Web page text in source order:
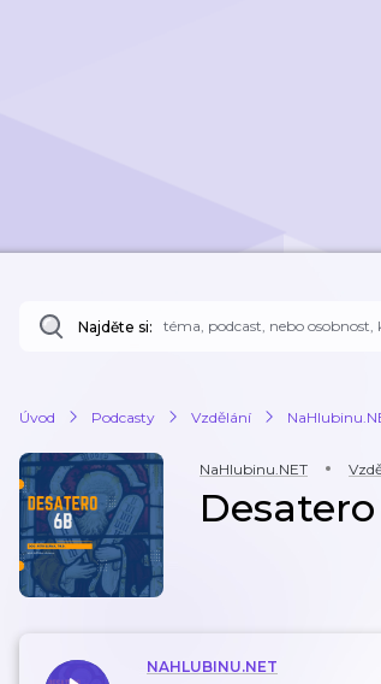
Najděte si:
Úvod Podcasty Vzdělání
NaHlubinu.NET
NAHLUBINU.NET